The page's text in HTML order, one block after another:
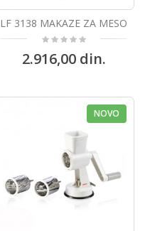
LF 3138 MAKAZE ZA MESO
2.916,00 din.
NOVO